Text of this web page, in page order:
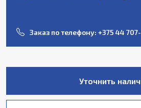
Заказ по телефону: +375 44
Уточнить